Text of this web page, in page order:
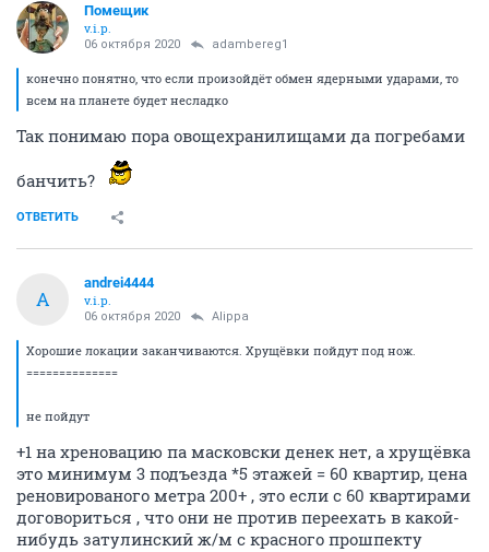
Помещик
v.i.p.
06 октября 2020 adambereg1
конечно понятно, что если произойдёт обмен ядерными ударами, то
всем на планете будет несладко
Так понимаю пора овощехранилищами да погребами
банчить?
ОТВЕТИТЬ
A
andrei4444
v.i.p.
06 октября 2020 Alippa
Хорошие локации заканчиваются. Хрущёвки пойдут под нож.
==============
не пойдут
+1 на хреновацию па масковски денек нет, а хрущёвка
это минимум 3 подъезда *5 этажей = 60 квартир, цена
реновированого метра 200+ , это если с 60 квартирами
договориться , что они не против переехать в какой-
нибудь затулинский ж/м с красного прошпекту